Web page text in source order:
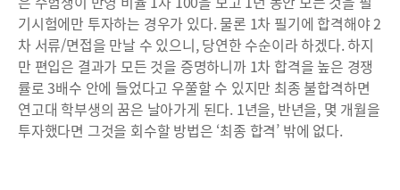
기시험에만 투자하는 경우가 있다. 물론 1차 필기에 합격해야 2
차 서류/면접을 만날 수 있으니, 당연한 수순이라 하겠다. 하지
만 편입은 결과가 모든 것을 증명하니까 1차 합격을 높은 경쟁
률로 3배수 안에 들었다고 우쭐할 수 있지만 최종 불합격하면
연고대 학부생의 꿈은 날아가게 된다. 1년을, 반년을, 몇 개월을
투자했다면 그것을 회수할 방법은 ‘최종 합격’ 밖에 없다.